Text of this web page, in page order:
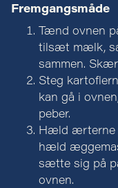
Fremgangsmåde
Tænd ovnen
tilsæt mælk,
sammen.
Steg
kan gå i
peber.
Hæld ærterne
hæld
sætte sig på
ovnen.